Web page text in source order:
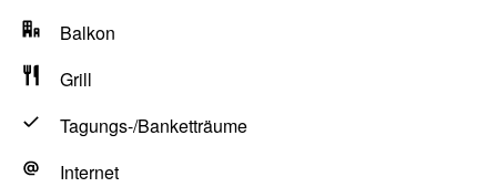
Balkon
Grill
Tagungs-/Banketträume
Internet